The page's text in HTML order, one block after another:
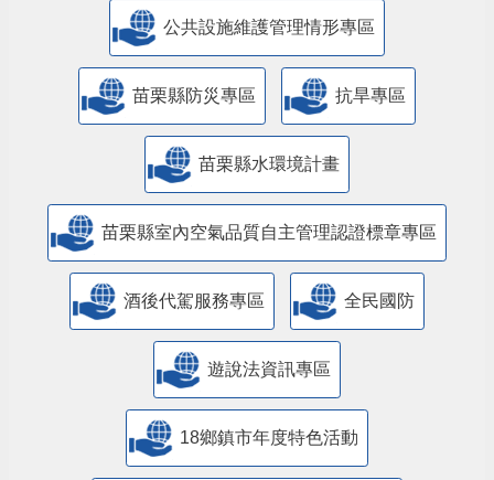
​公共設施維護管理情形專區
苗栗縣防災專區 抗旱專區
苗栗縣水環境計畫
苗栗縣室內空氣品質自主管理認證標章專區
酒後代駕服務專區 全民國防
遊說法資訊專區
18鄉鎮市年度特色活動